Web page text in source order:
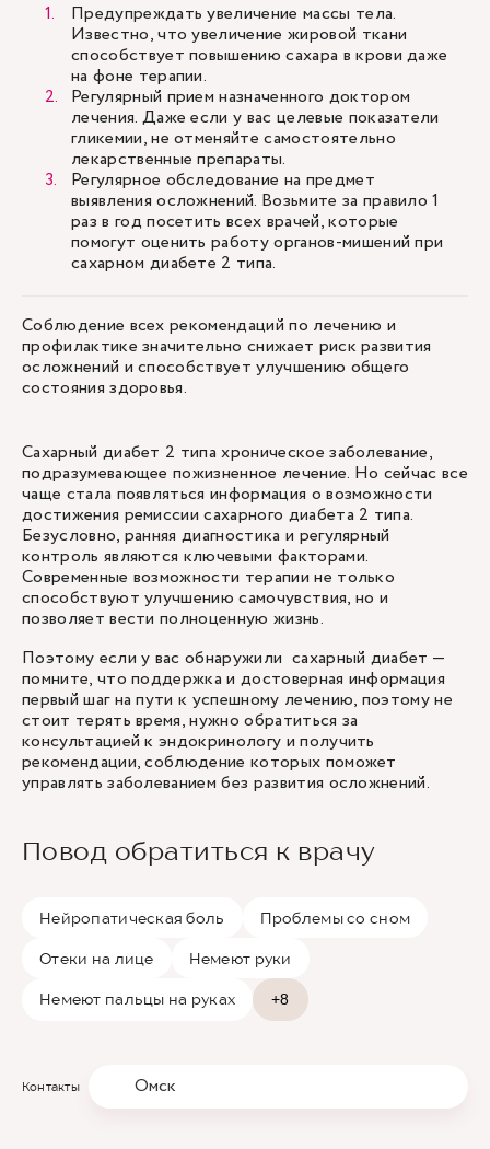
Предупреждать увеличение массы тела.
Известно, что увеличение жировой ткани
способствует повышению сахара в крови даже
на фоне терапии.
Регулярный прием назначенного доктором
лечения. Даже если у вас целевые показатели
гликемии, не отменяйте самостоятельно
лекарственные препараты.
Регулярное обследование на предмет
выявления осложнений. Возьмите за правило 1
раз в год посетить всех врачей, которые
помогут оценить работу органов-мишений при
сахарном диабете 2 типа.
Соблюдение всех рекомендаций по лечению и
профилактике значительно снижает риск развития
осложнений и способствует улучшению общего
состояния здоровья.
Сахарный диабет 2 типа хроническое заболевание,
подразумевающее пожизненное лечение. Но сейчас все
чаще стала появляться информация о возможности
достижения ремиссии сахарного диабета 2 типа.
Безусловно, ранняя диагностика и регулярный
контроль являются ключевыми факторами.
Современные возможности терапии не только
способствуют улучшению самочувствия, но и
позволяет вести полноценную жизнь.
Поэтому если у вас обнаружили сахарный диабет —
помните, что поддержка и достоверная информация
первый шаг на пути к успешному лечению, поэтому не
стоит терять время, нужно обратиться за
консультацией к эндокринологу и получить
рекомендации, соблюдение которых поможет
управлять заболеванием без развития осложнений.
Повод обратиться к врачу
Нейропатическая боль Проблемы со сном
Отеки на лице Немеют руки
Немеют пальцы на руках +8
Контакты Омск